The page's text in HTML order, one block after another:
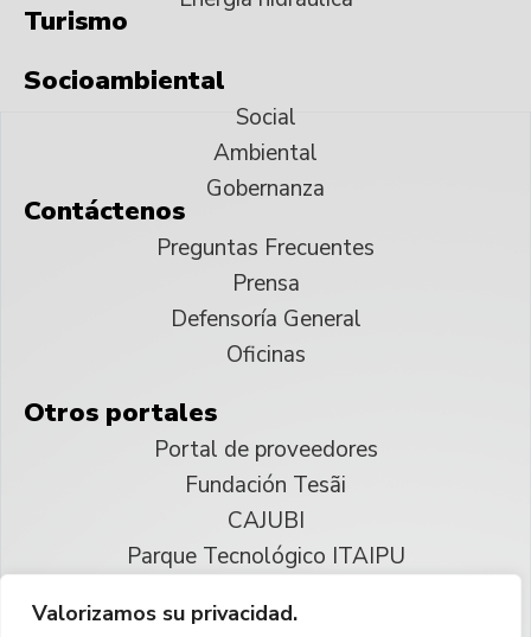
Valorizamos su privacidad.
Turismo
Socioambiental
Social
Ambiental
Gobernanza
Contáctenos
Preguntas Frecuentes
Prensa
Defensoría General
Oficinas
Otros portales
Portal de proveedores
Fundación Tesãi
CAJUBI
Parque Tecnológico ITAIPU